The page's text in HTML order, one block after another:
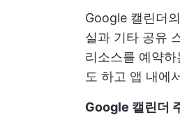
Google 캘린더
실과 기타 공유
리소스를 예약
도 하고 앱 내에
Google 캘린더